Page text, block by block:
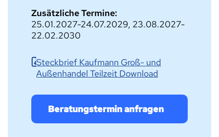
Zusätzliche Termine:
25.01.2027-24.07.2029, 23.08.2027-
22.02.2030
Steckbrief Kaufmann Groß- und
Außenhandel Teilzeit Download
Beratungstermin anfragen